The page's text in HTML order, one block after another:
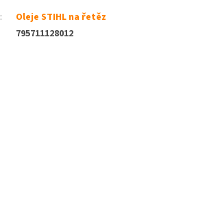
:
Oleje STIHL na řetěz
795711128012